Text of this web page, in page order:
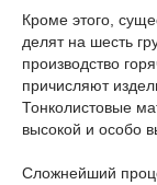
Кроме этого,
делят на шесть
производство
причисляют
Тонколистовые
высокой и особо
Сложнейший